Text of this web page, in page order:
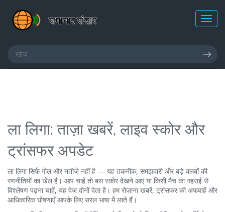
ला लिगा: ताज़ा खबरें, लाइव स्कोर और
ट्रांसफर अपडेट
ला लिगा सिर्फ गोल और नतीजे नहीं है — यह तकनीक, समझदारी और बड़े क्लबों की
रणनीतियों का खेल है। आप चाहें तो बस स्कोर देखने आएं या किसी मैच का गहराई से
विश्लेषण पढ़ना चाहें, यह पेज दोनों देता है। हम रोज़ाना खबरें, ट्रांसफर की अफवाहें और
आधिकारिक घोषणाएँ आपके लिए सरल भाषा में लाते हैं।